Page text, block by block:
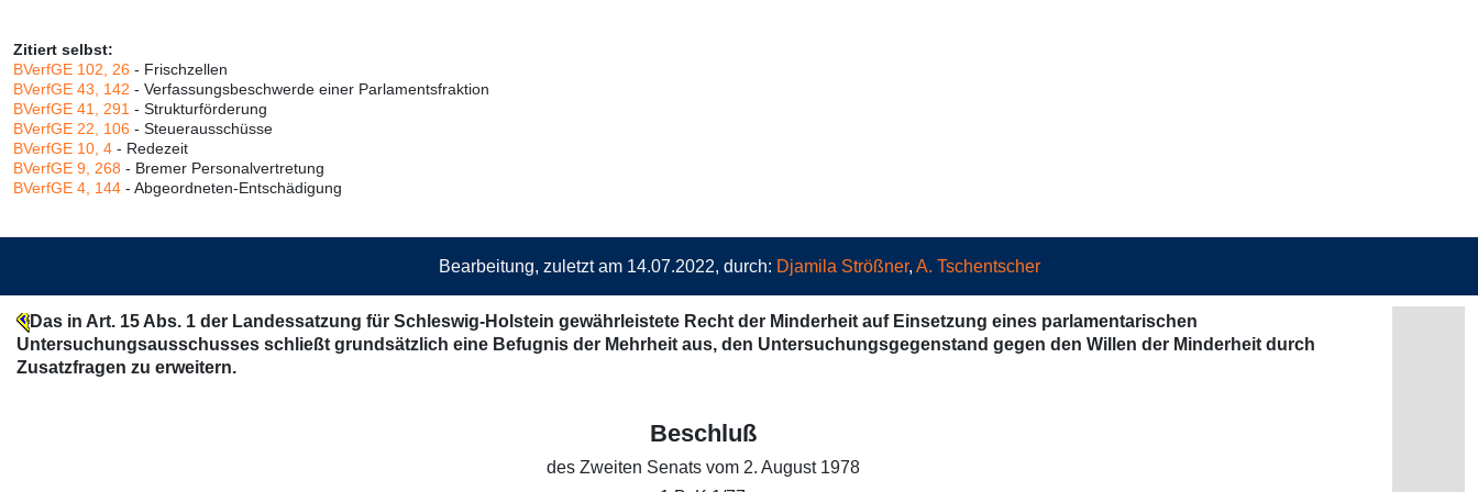
Zitiert selbst:
BVerfGE 102, 26 - Frischzellen
BVerfGE 43, 142 - Verfassungsbeschwerde einer Parlamentsfraktion
BVerfGE 41, 291 - Strukturförderung
BVerfGE 22, 106 - Steuerausschüsse
BVerfGE 10, 4 - Redezeit
BVerfGE 9, 268 - Bremer Personalvertretung
BVerfGE 4, 144 - Abgeordneten-Entschädigung
Bearbeitung, zuletzt am 14.07.2022, durch: Djamila Strößner, A. Tschentscher
Das in Art. 15 Abs. 1 der Landessatzung für Schleswig-Holstein gewährleistete Recht der Minderheit auf Einsetzung eines parlamentarischen
Untersuchungsausschusses schließt grundsätzlich eine Befugnis der Mehrheit aus, den Untersuchungsgegenstand gegen den Willen der Minderheit durch
Zusatzfragen zu erweitern.
Beschluß
des Zweiten Senats vom 2. August 1978